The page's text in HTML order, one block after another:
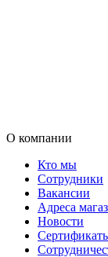
О компании
Кто мы
Сотрудники
Вакансии
Адреса
Новости